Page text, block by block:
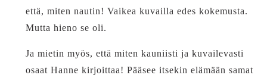
että, miten nautin! Vaikea kuvailla edes kokemusta.
Mutta hieno se oli.
Ja mietin myös, että miten kauniisti ja kuvailevasti
osaat Hanne kirjoittaa! Pääsee itsekin elämään samat